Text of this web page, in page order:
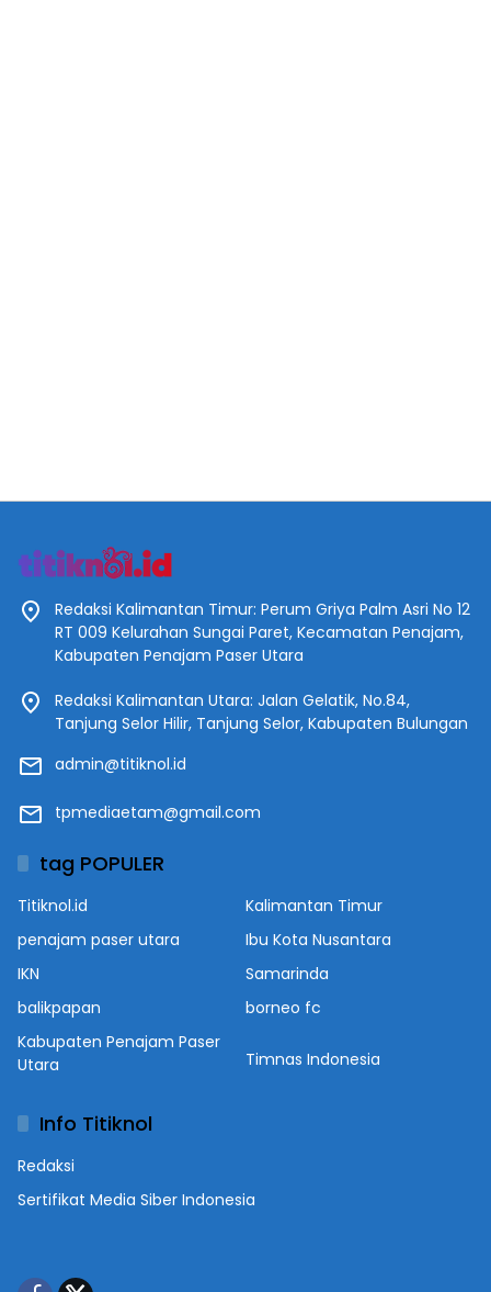
Redaksi Kalimantan Timur: Perum Griya Palm Asri No 12
RT 009 Kelurahan Sungai Paret, Kecamatan Penajam,
Kabupaten Penajam Paser Utara
Redaksi Kalimantan Utara: Jalan Gelatik, No.84,
Tanjung Selor Hilir, Tanjung Selor, Kabupaten Bulungan
admin@titiknol.id
tpmediaetam@gmail.com
tag POPULER
Titiknol.id
Kalimantan Timur
penajam paser utara
Ibu Kota Nusantara
IKN
Samarinda
balikpapan
borneo fc
Kabupaten Penajam Paser
Utara
Timnas Indonesia
Info Titiknol
Redaksi
Sertifikat Media Siber Indonesia